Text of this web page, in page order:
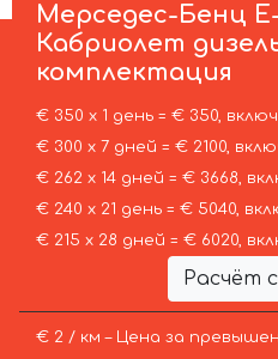
Мерседес-Бенц
Кабриолет
комплектация
€ 350 х 1 день = € 350,
€ 300 х 7 дней = € 2100,
€ 262 х 14 дней = € 3668,
€ 240 х 21 день = € 5040,
€ 215 х 28 дней = € 6020,
Расчёт
€ 2 / км – Цена за